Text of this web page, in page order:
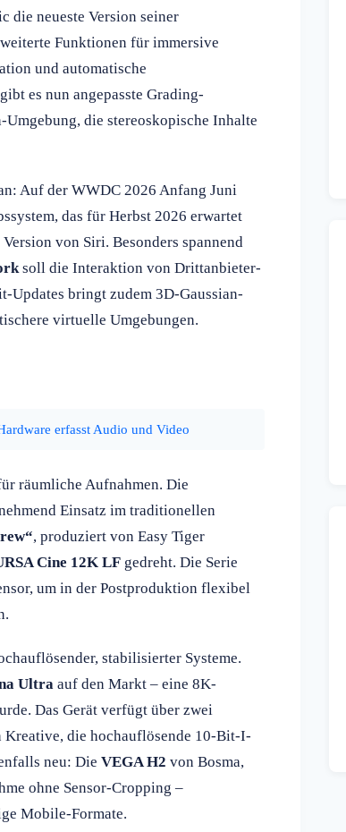
die neueste Version seiner
Funktionen für immersive
und automatische
es nun angepasste Grading-
die stereoskopische Inhalte
Auf der WWDC 2026 Anfang Juni
das für Herbst 2026 erwartet
von Siri. Besonders spannend
soll die Interaktion von Drittanbieter-
Updates bringt zudem 3D-Gaussian-
virtuelle Umgebungen.
erfasst Audio und Video
räumliche Aufnahmen. Die
Einsatz im traditionellen
, produziert von Easy Tiger
Cine 12K LF gedreht. Die Serie
um in der Postproduktion flexibel
stabilisierter Systeme.
Ultra auf den Markt – eine 8K-
Das Gerät verfügt über zwei
Kreative, die hochauflösende 10-Bit-I-
neu: Die VEGA H2 von Bosma,
ohne Sensor-Cropping –
Mobile-Formate.